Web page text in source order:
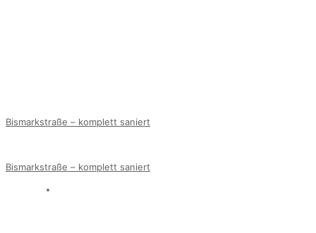
Bismarkstraße – komplett saniert
Bismarkstraße – komplett saniert